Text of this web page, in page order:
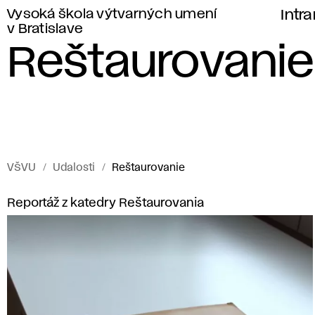
Vysoká škola výtvarných umení
v Bratislave
Reštaurovanie
VŠVU Udalosti Reštaurovanie
R
e
š
Udalosti
Vysokej
výtvarných
umení
Reportáž z katedry Reštaurovania